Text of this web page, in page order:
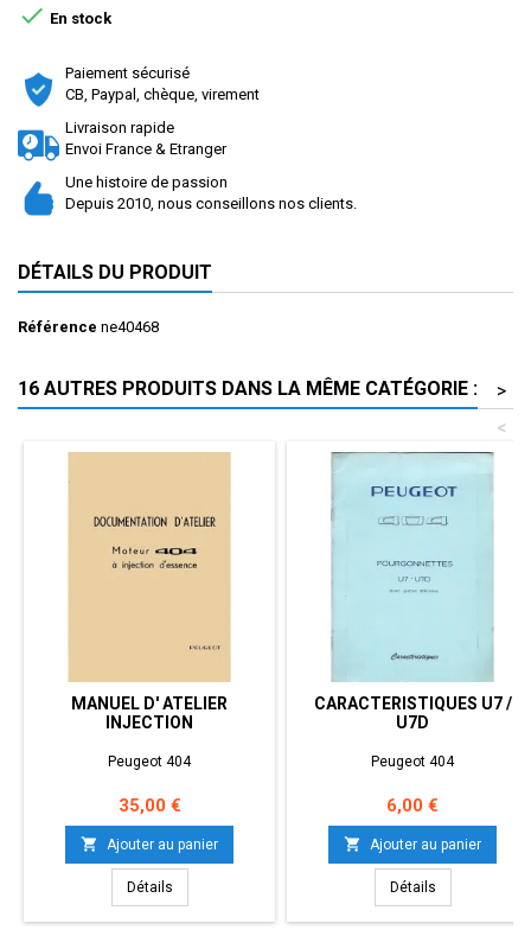
 En stock
Paiement sécurisé
CB, Paypal, chèque, virement
Livraison rapide
Envoi France & Etranger
Une histoire de passion
Depuis 2010, nous conseillons nos clients.
DÉTAILS DU PRODUIT
Référence ne40468
16 AUTRES PRODUITS DANS LA MÊME CATÉGORIE :
>
<
MANUEL D' ATELIER
INJECTION
Peugeot 404
Prix
35,00 €
 Ajouter au panier
Détails
CARACTERISTIQUES U7 /
U7D
Peugeot 404
Prix
6,00 €
 Ajouter au panier
Détails